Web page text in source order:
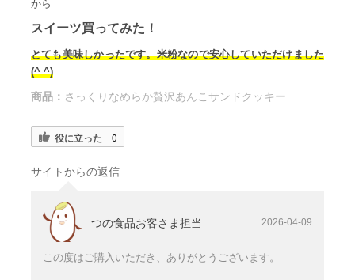
から
スイーツ買ってみた！
とても美味しかったです。米粉なので安心していただけました
(^ ^)
商品： さっくりなめらか贅沢あんこサンドクッキー
役に立った 0
サイトからの返信
つの食品お客さま担当 2026-04-09
この度はご購入いただき、ありがとうございます。